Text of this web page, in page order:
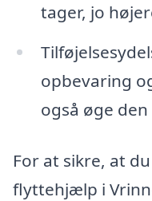
tager, jo
opbevaring
også øge
For at sikre, at
flyttehjælp i